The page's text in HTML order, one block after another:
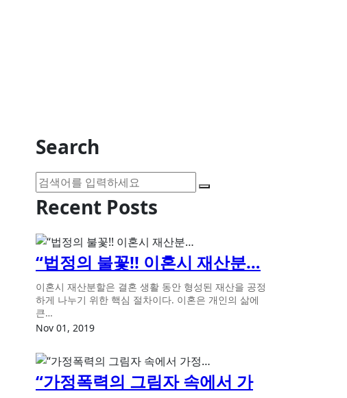
Search
Recent Posts
“법정의 불꽃!! 이혼시 재산분…
이혼시 재산분할은 결혼 생활 동안 형성된 재산을 공정
하게 나누기 위한 핵심 절차이다. 이혼은 개인의 삶에
큰…
Nov 01, 2019
“가정폭력의 그림자 속에서 가